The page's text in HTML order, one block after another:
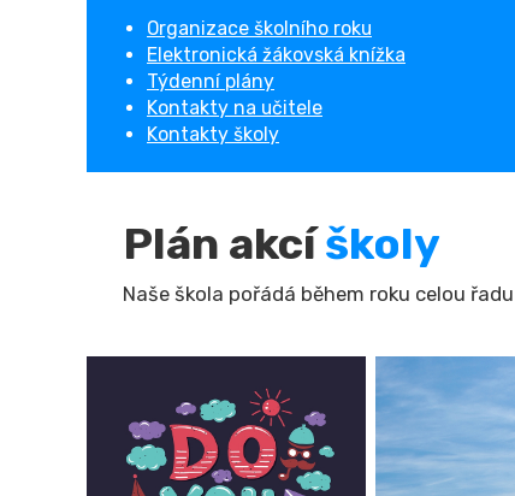
Organizace školního roku
Elektronická žákovská knížka
Týdenní plány
Kontakty na učitele
Kontakty školy
Plán akcíškoly
Naše škola pořádá během roku celou